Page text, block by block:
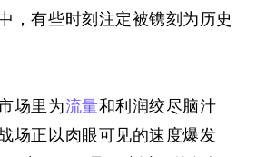
，有些时刻注定被镌刻为历史
场里为流量和利润绞尽脑汁
场正以肉眼可见的速度爆发